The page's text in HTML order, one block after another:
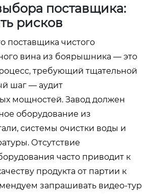
поставщика:
рисков
поставщика чистого
вина из боярышника — это
требующий тщательной
шаг — аудит
мощностей. Завод должен
оборудование из
системы очистки воды и
Отсутствие
часто приводит к
продукта от партии к
запрашивать видео-тур